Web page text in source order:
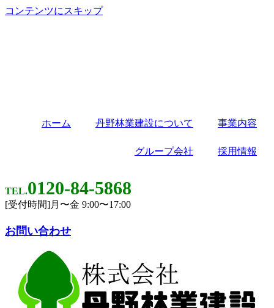
コンテンツにスキップ
ホーム 丹野林業建設について 事業内容
グループ会社 採用情報
TEL.0120-84-5868
[受付時間]月〜金 9:00〜17:00
お問い合わせ